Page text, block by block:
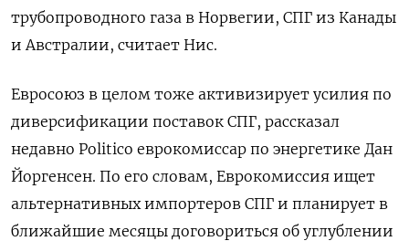
трубопроводного газа в Норвегии, СПГ из Канады
и Австралии, считает Нис.
Евросоюз в целом тоже активизирует усилия по
диверсификации поставок СПГ, рассказал
недавно Politico еврокомиссар по энергетике Дан
Йоргенсен. По его словам, Еврокомиссия ищет
альтернативных импортеров СПГ и планирует в
ближайшие месяцы договориться об углублении